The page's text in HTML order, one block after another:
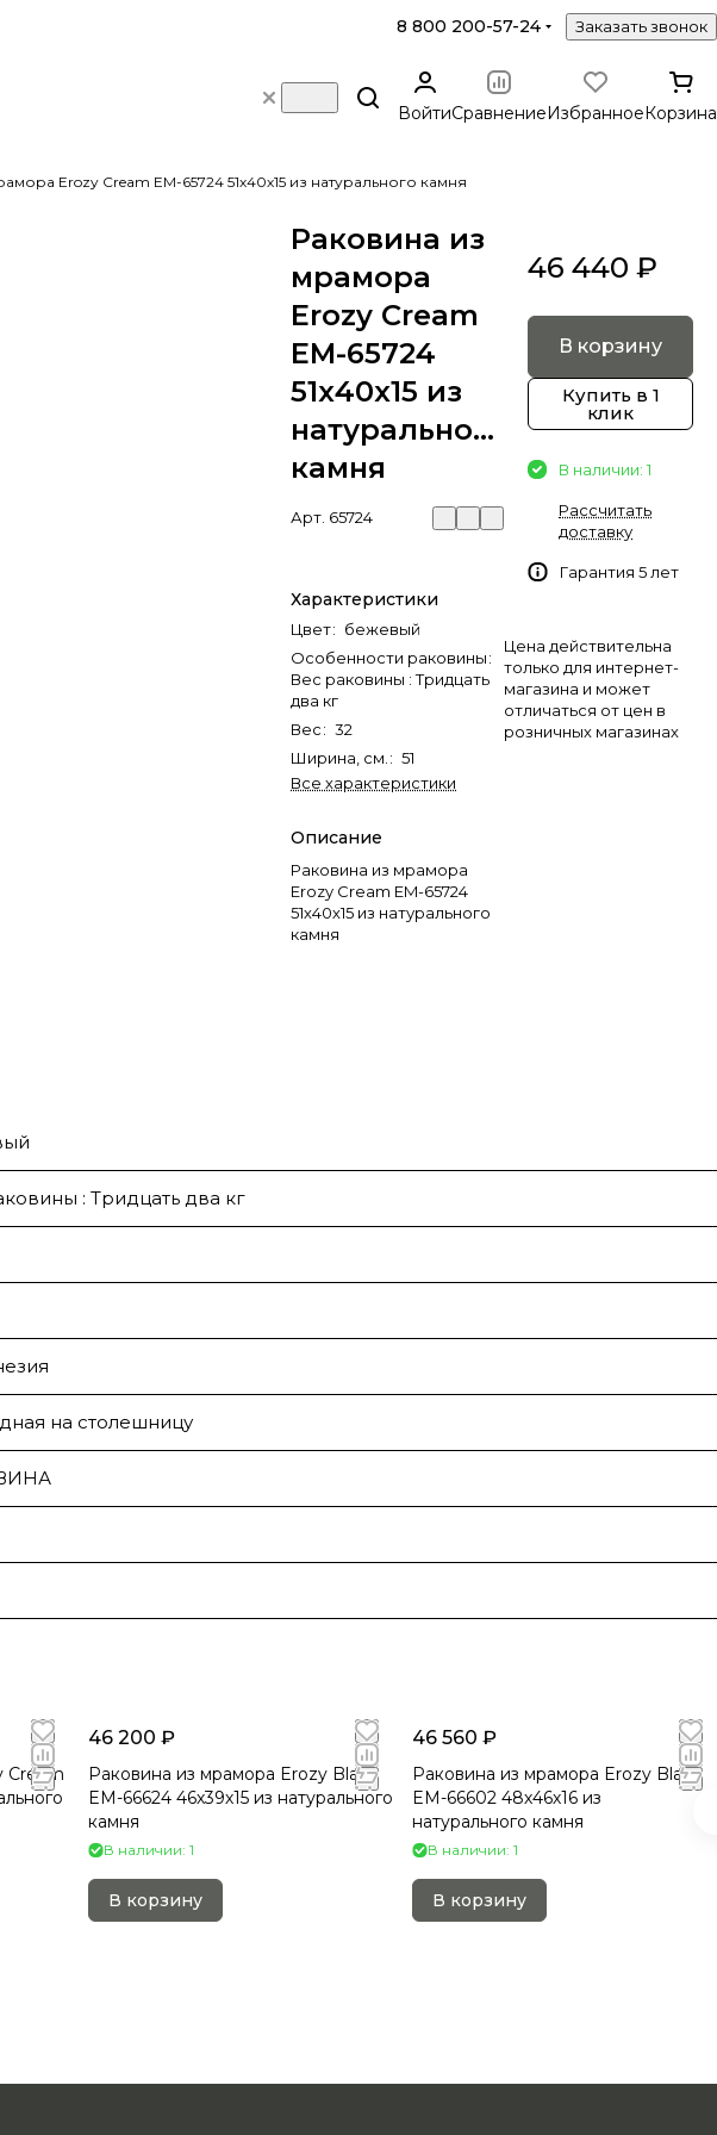
8 800 200-57-24 Заказать звонок
ВойтиСравнениеИзбранноеКорзина
Erozy Cream EM-65724 51х40х15 из натурального камня
Раковина из
мрамора
Erozy Cream
EM-65724
51х40х15 из
натурального
камня
Арт. 65724
Характеристики
Цвет: бежевый
Особенности раковины:
Вес раковины : Тридцать
два кг
Вес: 32
Ширина, см. : 51
Все характеристики
Описание
Раковина из мрамора
Erozy Cream EM-65724
51х40х15 из натурального
камня
46 440 ₽
В корзину
Купить в 1
клик
В наличии: 1
Рассчитать
доставку
Гарантия 5 лет
Цена действительна
только для интернет-
магазина и может
отличаться от цен в
розничных магазинах
: Тридцать два кг
на столешницу
Cream
46 200 ₽
Раковина из мрамора Erozy Black
EM-66624 46х39х15 из натурального
камня
В наличии: 1
В корзину
46 560 ₽
Раковина из мрамора Erozy Black
EM-66602 48х46х16 из
натурального камня
В наличии: 1
В корзину